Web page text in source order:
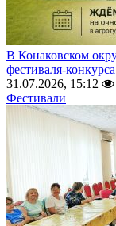
В Конаковском
фестиваля-
31.07.2026, 15:12
Фестивали